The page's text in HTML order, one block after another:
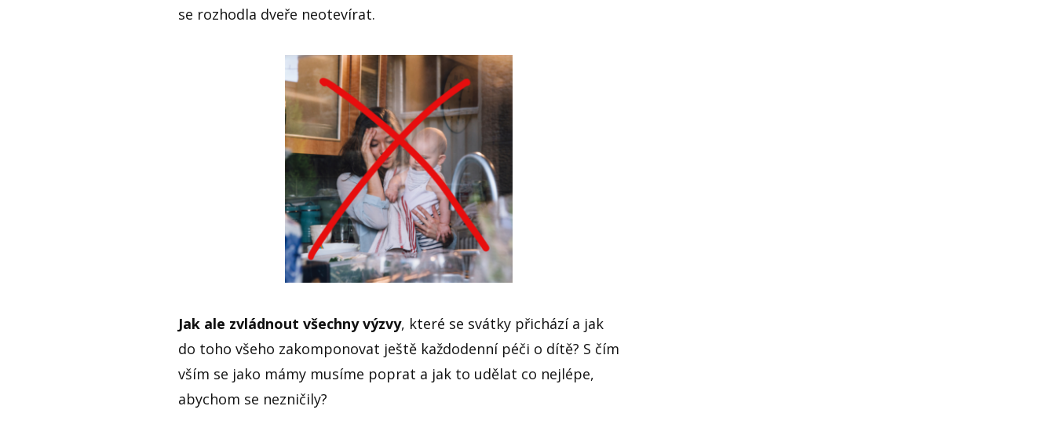
se rozhodla dveře neotevírat.
Jak ale zvládnout všechny výzvy, které se svátky přichází a jak
do toho všeho zakomponovat ještě každodenní péči o dítě? S čím
vším se jako mámy musíme poprat a jak to udělat co nejlépe,
abychom se nezničily?